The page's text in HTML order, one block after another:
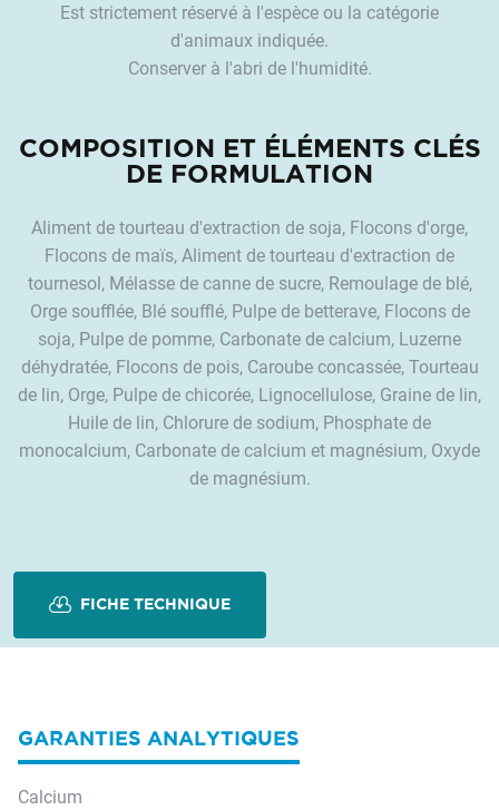
Est strictement réservé à l'espèce ou la catégorie
d'animaux indiquée.
Conserver à l'abri de l'humidité.
COMPOSITION ET ÉLÉMENTS CLÉS
DE FORMULATION
Aliment de tourteau d'extraction de soja, Flocons d'orge,
Flocons de maïs, Aliment de tourteau d'extraction de
tournesol, Mélasse de canne de sucre, Remoulage de blé,
Orge soufflée, Blé soufflé, Pulpe de betterave, Flocons de
soja, Pulpe de pomme, Carbonate de calcium, Luzerne
déhydratée, Flocons de pois, Caroube concassée, Tourteau
de lin, Orge, Pulpe de chicorée, Lignocellulose, Graine de lin,
Huile de lin, Chlorure de sodium, Phosphate de
monocalcium, Carbonate de calcium et magnésium, Oxyde
de magnésium.
FICHE TECHNIQUE
GARANTIES ANALYTIQUES
Calcium